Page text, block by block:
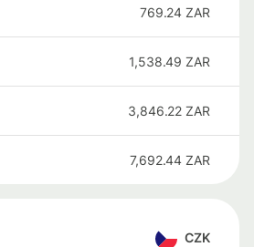
769.24 ZAR
1,538.49 ZAR
3,846.22 ZAR
7,692.44 ZAR
CZK